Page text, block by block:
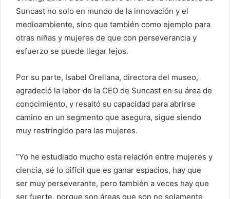
Suncast no solo en mundo de la innovación y el
medioambiente, sino que también como ejemplo para
otras niñas y mujeres de que con perseverancia y
esfuerzo se puede llegar lejos.
Por su parte, Isabel Orellana, directora del museo,
agradeció la labor de la CEO de Suncast en su área de
conocimiento, y resaltó su capacidad para abrirse
camino en un segmento que asegura, sigue siendo
muy restringido para las mujeres.
“Yo he estudiado mucho esta relación entre mujeres y
ciencia, sé lo difícil que es ganar espacios, hay que
ser muy perseverante, pero también a veces hay que
ser fuerte, porque son áreas que son no solamente